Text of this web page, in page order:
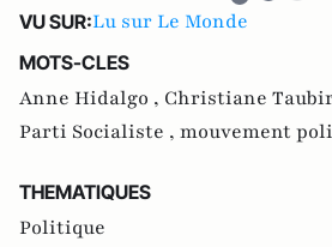
VU SUR:Lu sur Le Monde
MOTS-CLES
Anne Hidalgo , Christiane
Parti Socialiste , mouvement
THEMATIQUES
Politique